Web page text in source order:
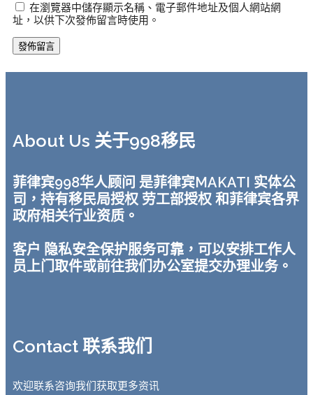
在瀏覽器中儲存顯示名稱、電子郵件地址及個人網站網
址，以供下次發佈留言時使用。
About Us 关于998移民
菲律宾998华人顾问 是菲律宾MAKATI 实体公
司，持有移民局授权 劳工部授权 和菲律宾各界
政府相关行业资质。
客户 隐私安全保护服务可靠，可以安排工作人
员上门取件或前往我们办公室提交办理业务。
Contact 联系我们
欢迎联系咨询我们获取更多资讯